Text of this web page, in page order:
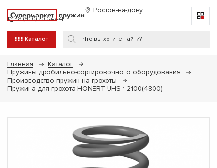
Супермаркет пружин Ростов-на-дону
8 (800) 700-47-41
Каталог
Главная
Каталог
Пружины дробильно-сортировочного оборудования
Производство пружин на грохоты
Пружина для грохота HONERT UHS-1-2100(4800)